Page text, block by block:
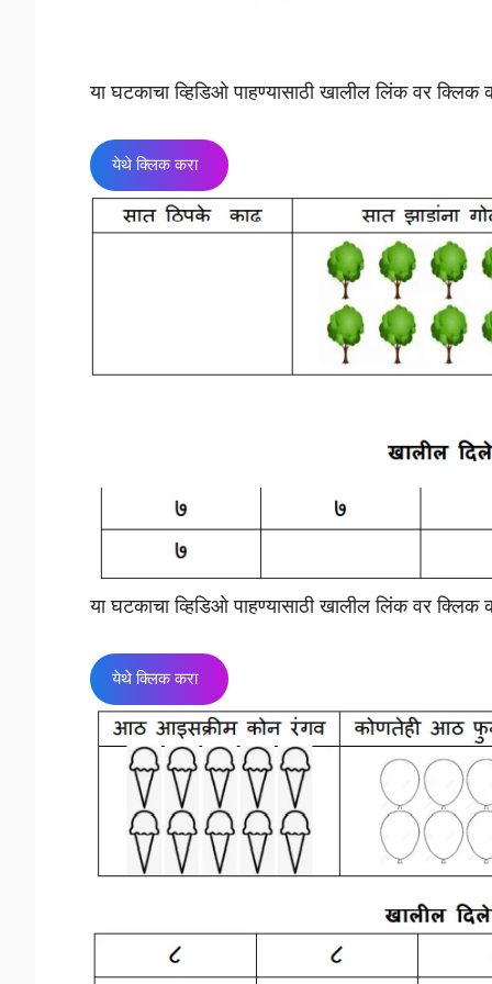
या घटकाचा व्हिडिओ पाहण्यासाठी खालील लिंक वर क्लिक
येथे क्लिक करा
या घटकाचा व्हिडिओ पाहण्यासाठी खालील लिंक वर क्लिक
येथे क्लिक करा